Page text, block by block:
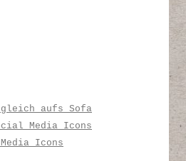
gleich aufs Sofa
Media Icons
Icons